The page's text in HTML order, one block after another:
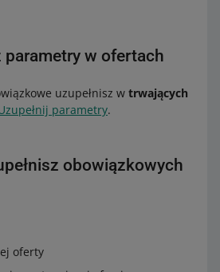
parametry w ofertach
uzupełnisz w trwających
parametry.
obowiązkowych
oferty